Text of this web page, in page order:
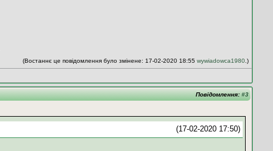
(Востаннє це повідомлення було змінене: 17-02-2020 18:55 wywiadowca1980.)
Повідомлення: #3
(17-02-2020 17:50)